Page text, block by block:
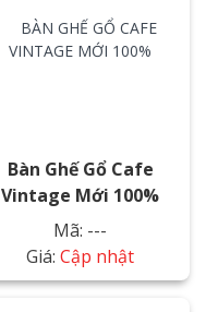
Bàn Ghế Gổ Cafe
Vintage Mới 100%
Mã: ---
Giá: Cập nhật